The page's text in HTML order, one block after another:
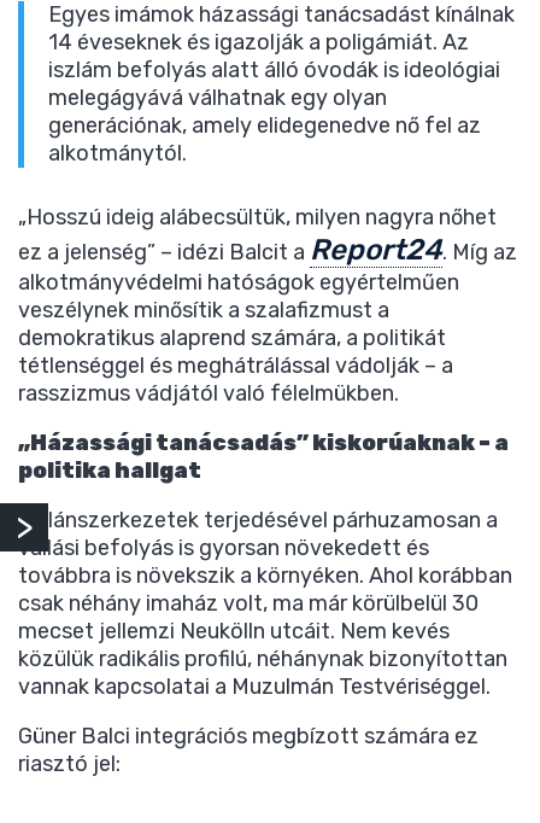
Egyes imámok házassági tanácsadást kínálnak
14 éveseknek és igazolják a poligámiát. Az
iszlám befolyás alatt álló óvodák is ideológiai
melegágyává válhatnak egy olyan
generációnak, amely elidegenedve nő fel az
alkotmánytól.
„Hosszú ideig alábecsültük, milyen nagyra nőhet
ez a jelenség” – idézi Balcit a Report24. Míg az
alkotmányvédelmi hatóságok egyértelműen
veszélynek minősítik a szalafizmust a
demokratikus alaprend számára, a politikát
tétlenséggel és meghátrálással vádolják – a
rasszizmus vádjától való félelmükben.
„Házassági tanácsadás” kiskorúaknak – a
politika hallgat
A klánszerkezetek terjedésével párhuzamosan a
vallási befolyás is gyorsan növekedett és
továbbra is növekszik a környéken. Ahol korábban
csak néhány imaház volt, ma már körülbelül 30
mecset jellemzi Neukölln utcáit. Nem kevés
közülük radikális profilú, néhánynak bizonyítottan
vannak kapcsolatai a Muzulmán Testvériséggel.
Güner Balci integrációs megbízott számára ez
riasztó jel: